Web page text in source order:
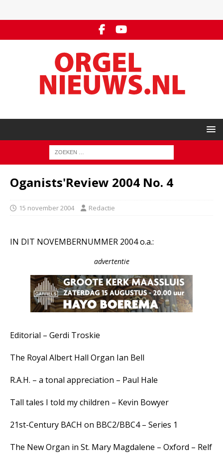
Oganists'Review 2004 No. 4
15 november 2004 Redactie
IN DIT NOVEMBERNUMMER 2004 o.a.:
advertentie
Editorial – Gerdi Troskie
The Royal Albert Hall Organ Ian Bell
R.A.H. – a tonal appreciation – Paul Hale
Tall tales I told my children – Kevin Bowyer
21st-Century BACH on BBC2/BBC4 – Series 1
The New Organ in St. Mary Magdalene – Oxford – Relf